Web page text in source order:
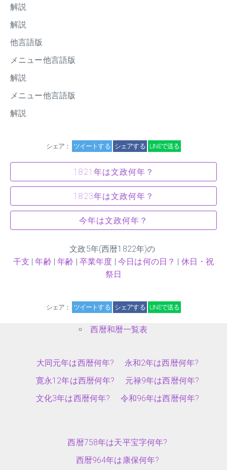
解説
解説
他言語版
メニュー他言語版
解説
メニュー他言語版
解説
シェア： ツイートする シェアする LINEで送る
1821年は文政何年？
1823年は文政何年？
今年は文政何年？
文政5年(西暦1822年)の
干支 |年齢 |年齢 |卒業年度 |今日は何の日？ | 休日・祝
祭日
シェア： ツイートする シェアする LINEで送る
西暦和暦一覧表
大同元年は西暦何年?
永和2年は西暦何年?
寛永12年は西暦何年?
元禄9年は西暦何年?
文化3年は西暦何年?
令和96年は西暦何年?
西暦758年は天平宝字何年?
西暦964年は康保何年?